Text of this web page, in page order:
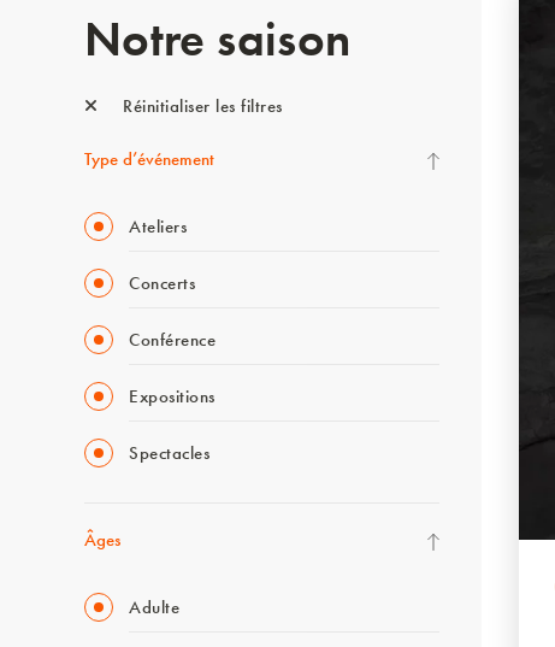
Notre saison
Réinitialiser les filtres
Type d’événement
Ateliers
Concerts
Conférence
Expositions
Spectacles
Âges
Adulte